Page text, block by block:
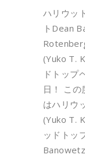
ハリウッ
トDean
(Yuko T.
ドトップ
日！ この
はハリウ
(Yuko T.
ッドトッ